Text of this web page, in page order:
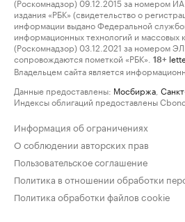
(Роскомнадзор) 09.12.2015 за номером
издания «РБК» (свидетельство о
информации выдано Федеральной
информационных технологий и массовых
(Роскомнадзор) 03.12.2021 за номером
сопровождаются пометкой «РБК».
18+
Владельцем сайта является
Данные предоставлены: Мосбиржа
Индексы облигаций предоставлены
Информация об ограничениях
О соблюдении авторских прав
Пользовательское соглашение
Политика в отношении обработки
Политика обработки файлов cookie